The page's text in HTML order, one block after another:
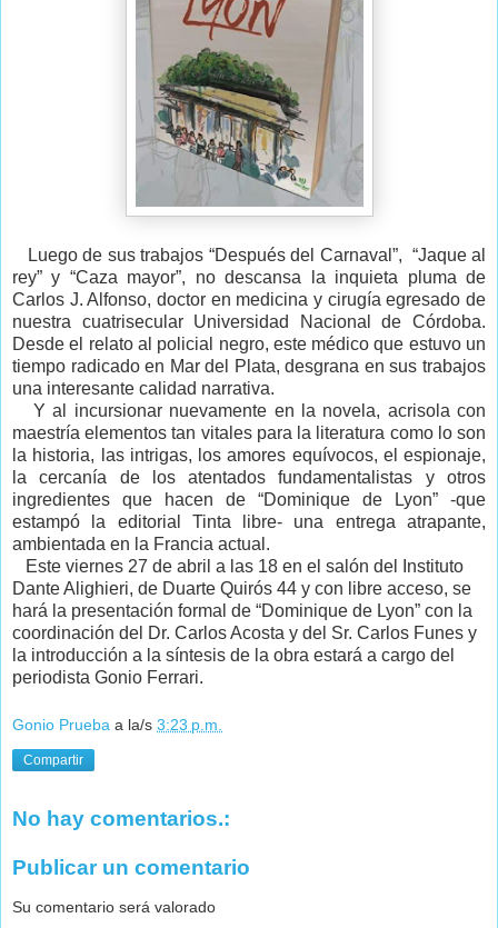
Luego de sus trabajos “Después del Carnaval”, “Jaque al
rey” y “Caza mayor”, no descansa la inquieta pluma de
Carlos J. Alfonso, doctor en medicina y cirugía egresado de
nuestra cuatrisecular Universidad Nacional de Córdoba.
Desde el relato al policial negro, este médico que estuvo un
tiempo radicado en Mar del Plata, desgrana en sus trabajos
una interesante calidad narrativa.
Y al incursionar nuevamente en la novela, acrisola con
maestría elementos tan vitales para la literatura como lo son
la historia, las intrigas, los amores equívocos, el espionaje,
la cercanía de los atentados fundamentalistas y otros
ingredientes que hacen de “Dominique de Lyon” -que
estampó la editorial Tinta libre- una entrega atrapante,
ambientada en la Francia actual.
Este viernes 27 de abril a las 18 en el salón del Instituto
Dante Alighieri, de Duarte Quirós 44 y con libre acceso, se
hará la presentación formal de “Dominique de Lyon” con la
coordinación del Dr. Carlos Acosta y del Sr. Carlos Funes y
la introducción a la síntesis de la obra estará a cargo del
periodista Gonio Ferrari.
Gonio Prueba a la/s 3:23 p.m.
Compartir
No hay comentarios.:
Publicar un comentario
Su comentario será valorado